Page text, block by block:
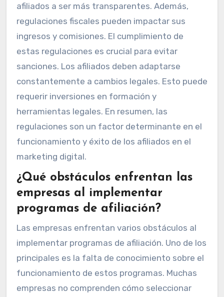
afiliados a ser más transparentes. Además,
regulaciones fiscales pueden impactar sus
ingresos y comisiones. El cumplimiento de
estas regulaciones es crucial para evitar
sanciones. Los afiliados deben adaptarse
constantemente a cambios legales. Esto puede
requerir inversiones en formación y
herramientas legales. En resumen, las
regulaciones son un factor determinante en el
funcionamiento y éxito de los afiliados en el
marketing digital.
¿Qué obstáculos enfrentan las
empresas al implementar
programas de afiliación?
Las empresas enfrentan varios obstáculos al
implementar programas de afiliación. Uno de los
principales es la falta de conocimiento sobre el
funcionamiento de estos programas. Muchas
empresas no comprenden cómo seleccionar